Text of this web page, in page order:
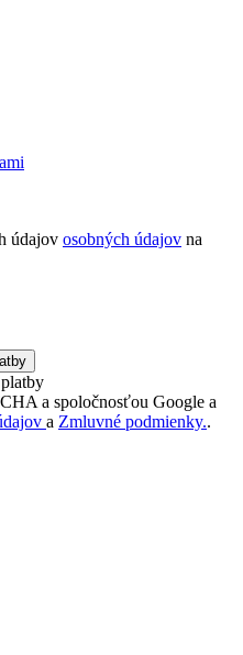
údajov osobných údajov na
a spoločnosťou Google a
a Zmluvné podmienky..